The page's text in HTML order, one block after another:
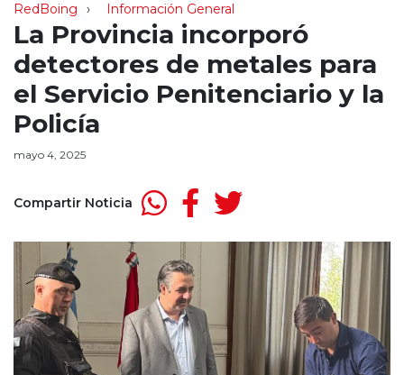
RedBoing Información General
La Provincia incorporó
detectores de metales para
el Servicio Penitenciario y la
Policía
mayo 4, 2025
Compartir Noticia